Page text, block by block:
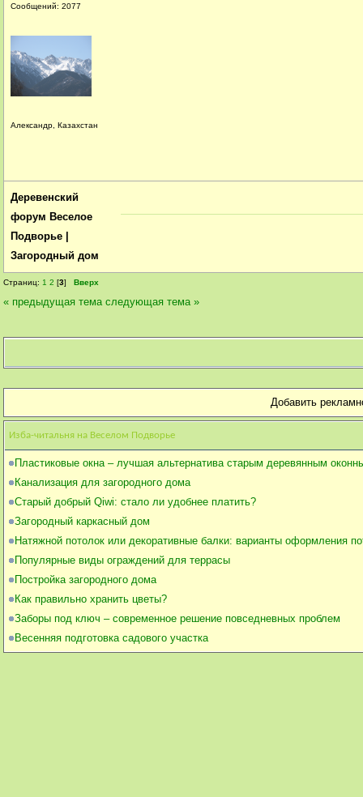
Сообщений: 2077
Александр, Казахстан
Деревенский
форум Веселое
Подворье |
Загородный дом
Страниц: 1 2 [3] Вверх
« предыдущая тема следующая тема »
Добавить
Изба-читальня на Веселом Подворье
Пластиковые окна – лучшая альтернатива старым деревянным
Канализация для загородного дома
Старый добрый Qiwi: стало ли удобнее платить?
Загородный каркасный дом
Натяжной потолок или декоративные балки: варианты оформления
Популярные виды ограждений для террасы
Постройка загородного дома
Как правильно хранить цветы?
Заборы под ключ – современное решение повседневных проблем
Весенняя подготовка садового участка